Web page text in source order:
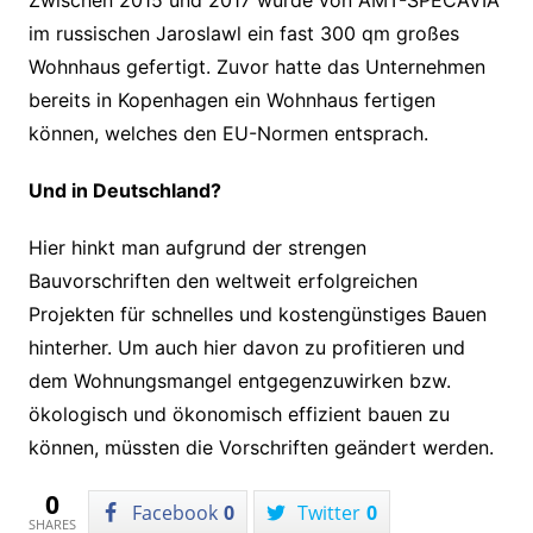
im russischen Jaroslawl ein fast 300 qm großes
Wohnhaus gefertigt. Zuvor hatte das Unternehmen
bereits in Kopenhagen ein Wohnhaus fertigen
können, welches den EU-Normen entsprach.
Und in Deutschland?
Hier hinkt man aufgrund der strengen
Bauvorschriften den weltweit erfolgreichen
Projekten für schnelles und kostengünstiges Bauen
hinterher. Um auch hier davon zu profitieren und
dem Wohnungsmangel entgegenzuwirken bzw.
ökologisch und ökonomisch effizient bauen zu
können, müssten die Vorschriften geändert werden.
0
SHARES Facebook 0 Twitter 0